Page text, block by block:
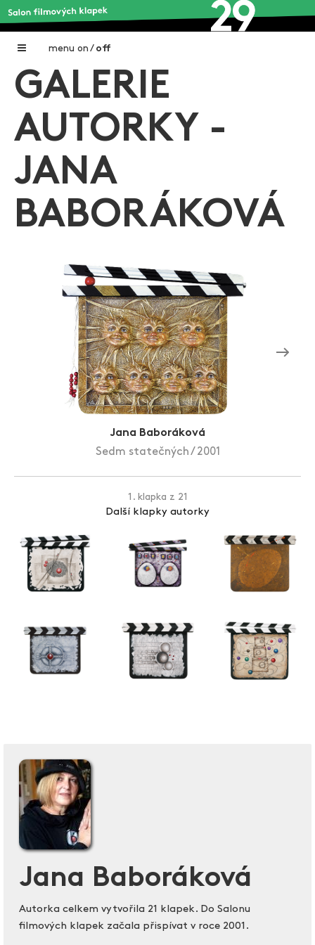
menu on / off
Home
Galerie filmových klapek
Autoři filmových klapek
O projektu
Aukce filmových klapek
Aktuality
Zlín Film Festival
GALERIE
AUTORKY -
JANA
BABORÁKOVÁ
Jana Baboráková
Sedm statečných / 2001
1. klapka z 21
Další klapky autorky
Jana Baboráková
Autorka celkem vytvořila 21 klapek. Do Salonu
filmových klapek začala přispívat v roce 2001.